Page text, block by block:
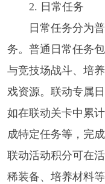
2. 日常任务​
日常任务分为
务。普通日常任务
与竞技场战斗、培
戏资源。联动专属
如在联动关卡中累
成特定任务等，完
联动活动积分可在
稀装备、培养材料等